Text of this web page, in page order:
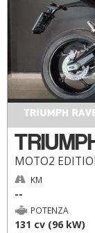
MOTO2
KM
--
POTENZA
131 cv (96 kW)